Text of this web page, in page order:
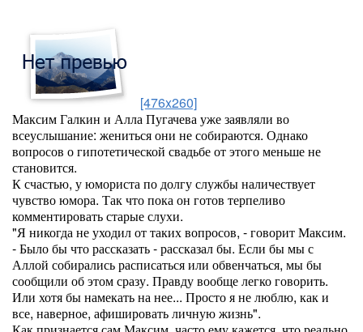
[476x260]
Максим Галкин и Алла Пугачева уже заявляли во
всеуслышание: жениться они не собираются. Однако
вопросов о гипотетической свадьбе от этого меньше не
становится.
К счастью, у юмориста по долгу службы наличествует
чувство юмора. Так что пока он готов терпеливо
комментировать старые слухи.
"Я никогда не уходил от таких вопросов, - говорит Максим.
- Было бы что рассказать - рассказал бы. Если бы мы с
Аллой собирались расписаться или обвенчаться, мы бы
сообщили об этом сразу. Правду вообще легко говорить.
Или хотя бы намекать на нее... Просто я не люблю, как и
все, наверное, афишировать личную жизнь".